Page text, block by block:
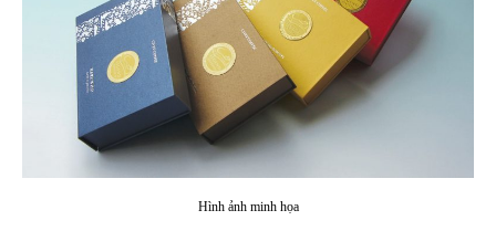
Hình ảnh minh họa